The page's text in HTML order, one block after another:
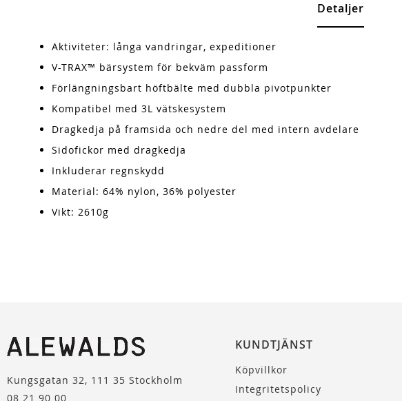
Detaljer
Aktiviteter: långa vandringar, expeditioner
V-TRAX™ bärsystem för bekväm passform
Förlängningsbart höftbälte med dubbla pivotpunkter
Kompatibel med 3L vätskesystem
Dragkedja på framsida och nedre del med intern avdelare
Sidofickor med dragkedja
Inkluderar regnskydd
Material: 64% nylon, 36% polyester
Vikt: 2610g
Kungsgatan 32, 111 35 Stockholm
08 21 90 00
KUNDTJÄNST
Köpvillkor
Integritetspolicy